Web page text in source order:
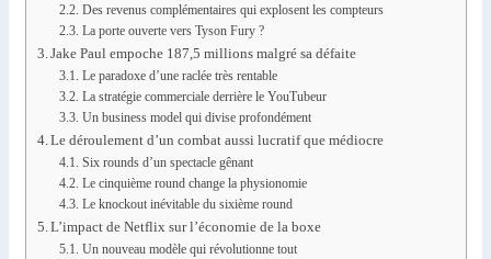
Des revenus complémentaires qui explosent les compteurs
La porte ouverte vers Tyson Fury ?
Jake Paul empoche 187,5 millions malgré sa défaite
Le paradoxe d’une raclée très rentable
La stratégie commerciale derrière le YouTubeur
Un business model qui divise profondément
Le déroulement d’un combat aussi lucratif que médiocre
Six rounds d’un spectacle gênant
Le cinquième round change la physionomie
Le knockout inévitable du sixième round
L’impact de Netflix sur l’économie de la boxe
Un nouveau modèle qui révolutionne tout